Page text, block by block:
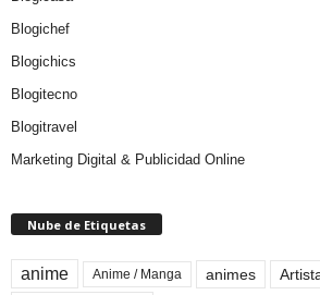
Blogichef
Blogichics
Blogitecno
Blogitravel
Marketing Digital & Publicidad Online
Nube de Etiquetas
anime Anime / Manga animes